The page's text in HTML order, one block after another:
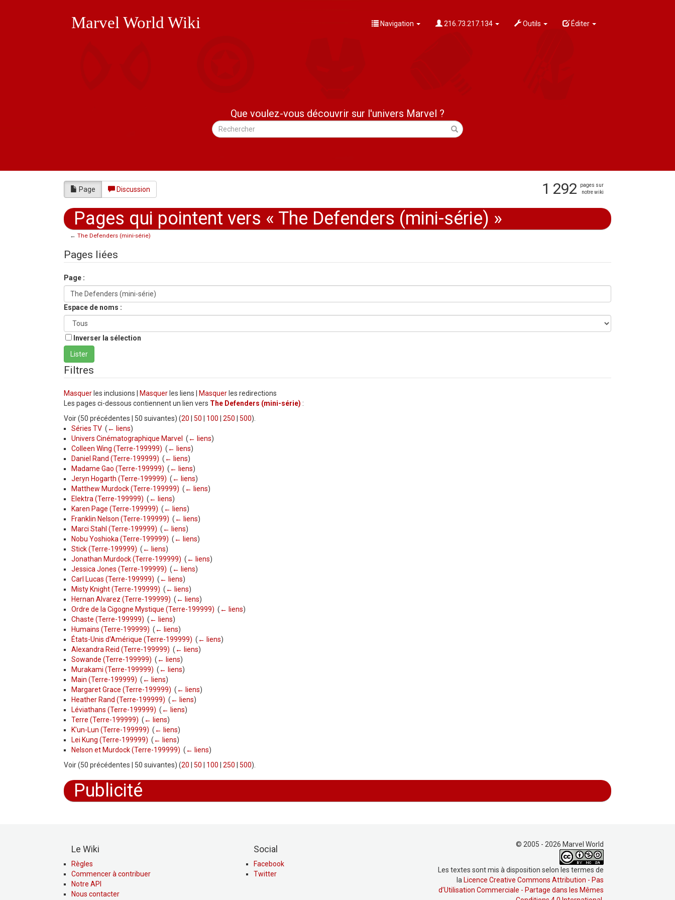
Marvel World Wiki Navigation 216.73.217.134 Outils Éditer
Que voulez-vous découvrir sur l'univers Marvel ?
Page Discussion 1 292
pages sur
notre wiki
Pages qui pointent vers « The Defenders (mini-série) »
← The Defenders (mini-série)
Pages liées
Page :
Espace de noms :
Inverser la sélection
Filtres
Masquer les inclusions | Masquer les liens | Masquer les redirections
Les pages ci-dessous contiennent un lien vers The Defenders (mini-série) :
Voir (50 précédentes | 50 suivantes) (20 50 100 250 500).
Séries TV ( ← liens)
Univers Cinématographique Marvel
( ← liens)
Colleen Wing (Terre-199999) ( ← liens)
Daniel Rand (Terre-199999) ( ← liens)
Madame Gao (Terre-199999) ( ← liens)
Jeryn Hogarth (Terre-199999) ( ← liens)
Matthew Murdock (Terre-199999) ( ← liens)
Elektra (Terre-199999) ( ← liens)
Karen Page (Terre-199999) ( ← liens)
Franklin Nelson (Terre-199999) ( ← liens)
Marci Stahl (Terre-199999) ( ← liens)
Nobu Yoshioka (Terre-199999) ( ← liens)
Stick (Terre-199999) ( ← liens)
Jonathan Murdock (Terre-199999) ( ← liens)
Jessica Jones (Terre-199999) ( ← liens)
Carl Lucas (Terre-199999) ( ← liens)
Misty Knight (Terre-199999) ( ← liens)
Hernan Alvarez (Terre-199999) ( ← liens)
Ordre de la Cigogne Mystique (Terre-199999) ( ← liens)
Chaste (Terre-199999) ( ← liens)
Humains (Terre-199999) ( ← liens)
États-Unis d'Amérique (Terre-199999) ( ← liens)
Alexandra Reid (Terre-199999) ( ← liens)
Sowande (Terre-199999) ( ← liens)
Murakami (Terre-199999) ( ← liens)
Main (Terre-199999) ( ← liens)
Margaret Grace (Terre-199999) ( ← liens)
Heather Rand (Terre-199999) ( ← liens)
Léviathans (Terre-199999) ( ← liens)
Terre (Terre-199999) ( ← liens)
K'un-Lun (Terre-199999) ( ← liens)
Lei Kung (Terre-199999) ( ← liens)
Nelson et Murdock (Terre-199999) ( ← liens)
Voir (50 précédentes | 50 suivantes) (20 50 100 250 500).
Publicité
Le Wiki
Règles
Commencer à contribuer
Notre API
Nous contacter
Social
Facebook
Twitter
© 2005 - 2026 Marvel World
Les textes sont mis à disposition selon les termes de
la Licence Creative Commons Attribution - Pas
d’Utilisation Commerciale - Partage dans les Mêmes